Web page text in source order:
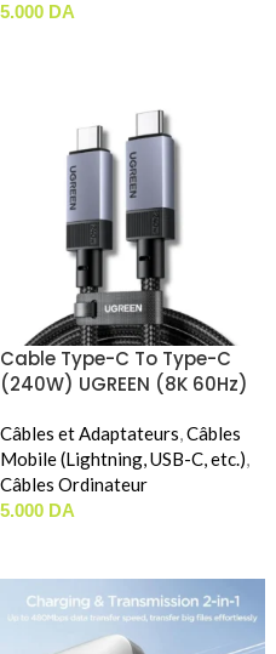
5.000 DA
Cable Type-C To Type-C
(240W) UGREEN (8K 60Hz)
Câbles et Adaptateurs,Câbles
Mobile (Lightning, USB-C, etc.),
Câbles Ordinateur
5.000 DA